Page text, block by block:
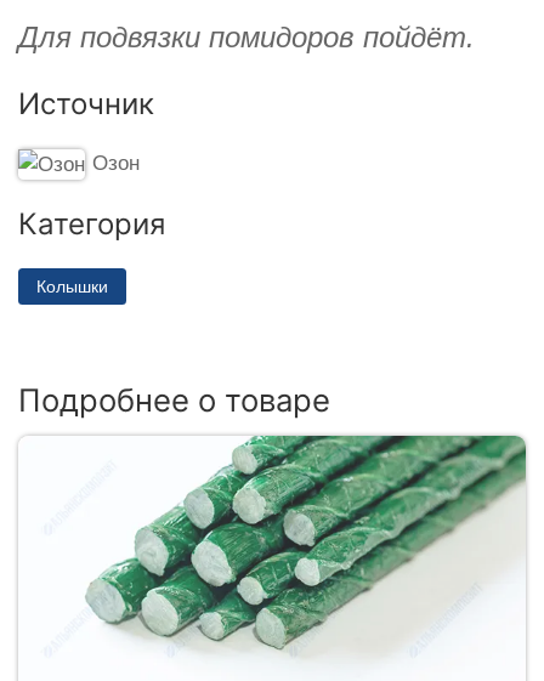
Для подвязки помидоров пойдёт.
Источник
Озон
Категория
Колышки
Подробнее о товаре